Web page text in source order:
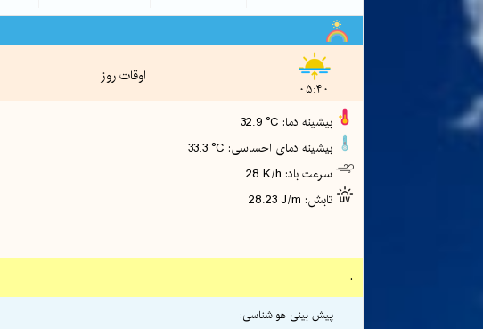
اوقات روز
05:40
28 K/h :سرعت باد
.
پیش بینی هواشناسی: